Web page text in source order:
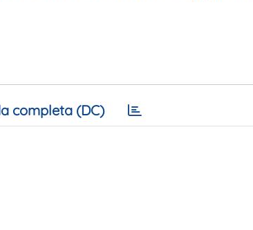
completa (DC)